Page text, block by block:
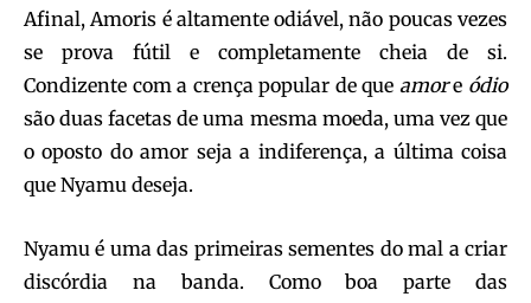
Afinal, Amoris é altamente odiável, não poucas vezes
se prova fútil e completamente cheia de si.
Condizente com a crença popular de que amore ódio
são duas facetas de uma mesma moeda, uma vez que
o oposto do amor seja a indiferença, a última coisa
que Nyamu deseja.
Nyamu é uma das primeiras sementes do mal a criar
discórdia na banda. Como boa parte das